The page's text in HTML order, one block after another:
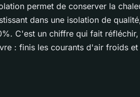
permet de conserver la
dans une isolation de
C'est un chiffre qui fait réfléchir,
: finis les courants d'air froids